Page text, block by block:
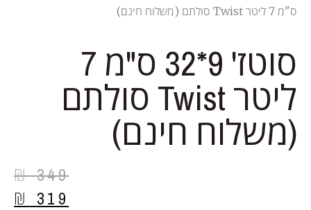
ס"מ 7 ליטר Twist סולתם (משלוח חינם)
סוטז' 9*32 ס"מ 7
ליטר Twist סולתם
(משלוח חינם)
349
₪
319
₪